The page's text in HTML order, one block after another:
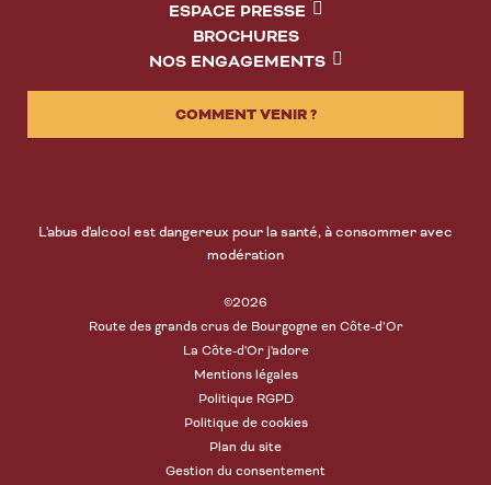
ESPACE PRESSE
BROCHURES
NOS ENGAGEMENTS
COMMENT VENIR ?
L'abus d'alcool est dangereux pour la santé, à consommer avec
modération
©2026
Route des grands crus de Bourgogne en Côte-d’Or
La Côte-d'Or j'adore
Mentions légales
Politique RGPD
Politique de cookies
Plan du site
Gestion du consentement